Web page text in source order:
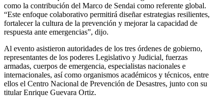
como la contribución del Marco de Sendai como referente global.
“Este enfoque colaborativo permitirá diseñar estrategias resilientes,
fortalecer la cultura de la prevención y mejorar la capacidad de
respuesta ante emergencias”, dijo.
Al evento asistieron autoridades de los tres órdenes de gobierno,
representantes de los poderes Legislativo y Judicial, fuerzas
armadas, cuerpos de emergencia, especialistas nacionales e
internacionales, así como organismos académicos y técnicos, entre
ellos el Centro Nacional de Prevención de Desastres, junto con su
titular Enrique Guevara Ortiz.